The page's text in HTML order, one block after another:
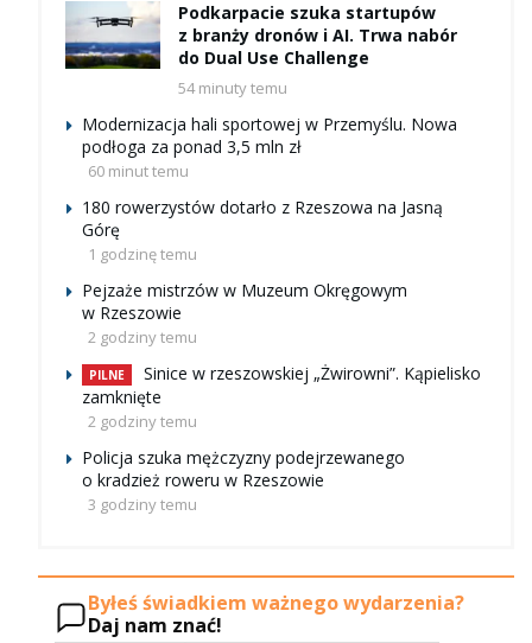
Podkarpacie szuka startupów
z branży dronów i AI. Trwa nabór
do Dual Use Challenge
54 minuty temu
Modernizacja hali sportowej w Przemyślu. Nowa
podłoga za ponad 3,5 mln zł
60 minut temu
180 rowerzystów dotarło z Rzeszowa na Jasną
Górę
1 godzinę temu
Pejzaże mistrzów w Muzeum Okręgowym
w Rzeszowie
2 godziny temu
PILNE
Sinice w rzeszowskiej „Żwirowni”. Kąpielisko
zamknięte
2 godziny temu
Policja szuka mężczyzny podejrzewanego
o kradzież roweru w Rzeszowie
3 godziny temu
Byłeś świadkiem ważnego wydarzenia?
Daj nam znać!